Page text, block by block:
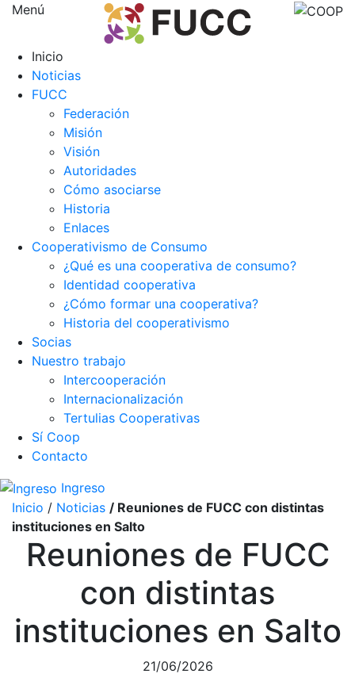
Menú
Inicio
Noticias
FUCC
Federación
Misión
Visión
Autoridades
Cómo asociarse
Historia
Enlaces
Cooperativismo de Consumo
¿Qué es una cooperativa de consumo?
Identidad cooperativa
¿Cómo formar una cooperativa?
Historia del cooperativismo
Socias
Nuestro trabajo
Intercooperación
Internacionalización
Tertulias Cooperativas
Sí Coop
Contacto
Ingreso
Inicio / Noticias / Reuniones de FUCC con distintas
instituciones en Salto
Reuniones de FUCC
con distintas
instituciones en Salto
21/06/2026